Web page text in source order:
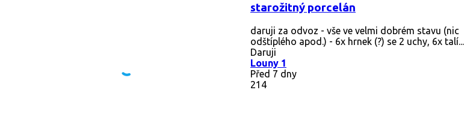
starožitný porcelán
daruji za odvoz - vše ve velmi dobrém stavu (nic
odštíplého apod.) - 6x hrnek (?) se 2 uchy, 6x talí...
Daruji
Louny 1
Před 7 dny
214